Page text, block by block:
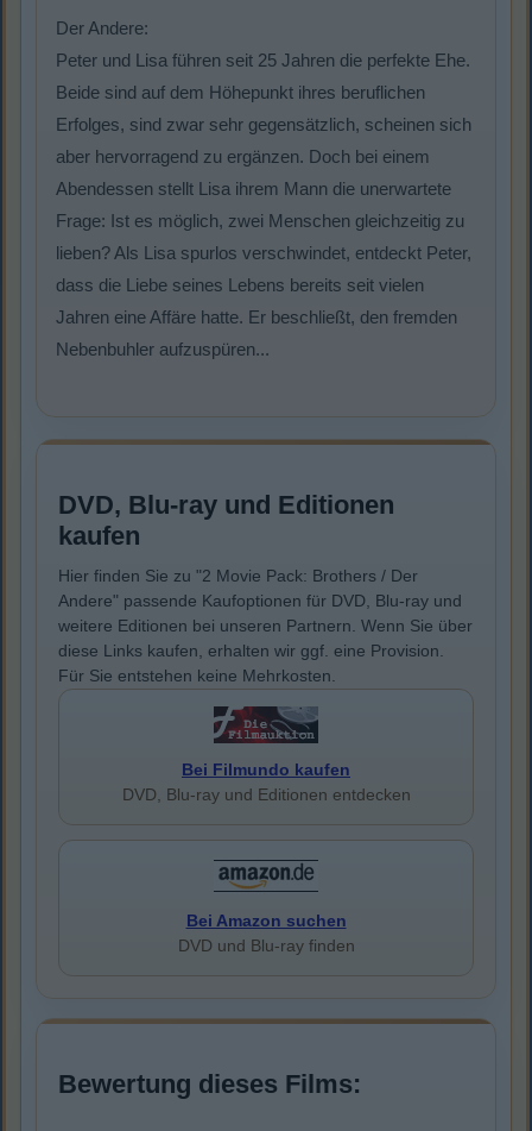
Der Andere:
Peter und Lisa führen seit 25 Jahren die perfekte Ehe.
Beide sind auf dem Höhepunkt ihres beruflichen
Erfolges, sind zwar sehr gegensätzlich, scheinen sich
aber hervorragend zu ergänzen. Doch bei einem
Abendessen stellt Lisa ihrem Mann die unerwartete
Frage: Ist es möglich, zwei Menschen gleichzeitig zu
lieben? Als Lisa spurlos verschwindet, entdeckt Peter,
dass die Liebe seines Lebens bereits seit vielen
Jahren eine Affäre hatte. Er beschließt, den fremden
Nebenbuhler aufzuspüren...
DVD, Blu-ray und Editionen
kaufen
Hier finden Sie zu "2 Movie Pack: Brothers / Der
Andere" passende Kaufoptionen für DVD, Blu-ray und
weitere Editionen bei unseren Partnern. Wenn Sie über
diese Links kaufen, erhalten wir ggf. eine Provision.
Für Sie entstehen keine Mehrkosten.
Bei Filmundo kaufen
DVD, Blu-ray und Editionen entdecken
Bei Amazon suchen
DVD und Blu-ray finden
Bewertung dieses Films: